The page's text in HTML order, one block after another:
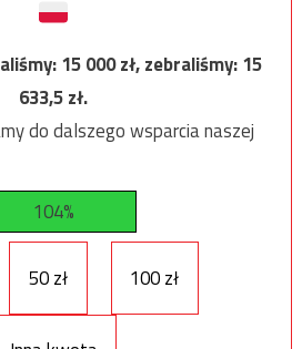
15 000zł, zebraliśmy:15
633,5zł.
do dalszego wsparcia naszej
104%
50 zł 100 zł